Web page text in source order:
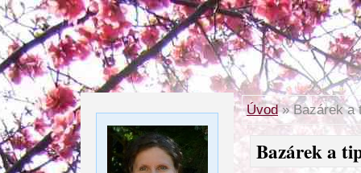
Úvod»Bazárek a
Bazárek a